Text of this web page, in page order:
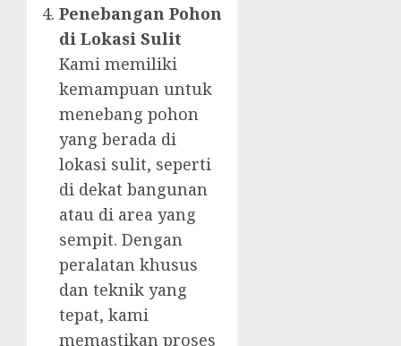
Penebangan Pohon
di Lokasi Sulit
Kami memiliki
kemampuan untuk
menebang pohon
yang berada di
lokasi sulit, seperti
di dekat bangunan
atau di area yang
sempit. Dengan
peralatan khusus
dan teknik yang
tepat, kami
memastikan proses